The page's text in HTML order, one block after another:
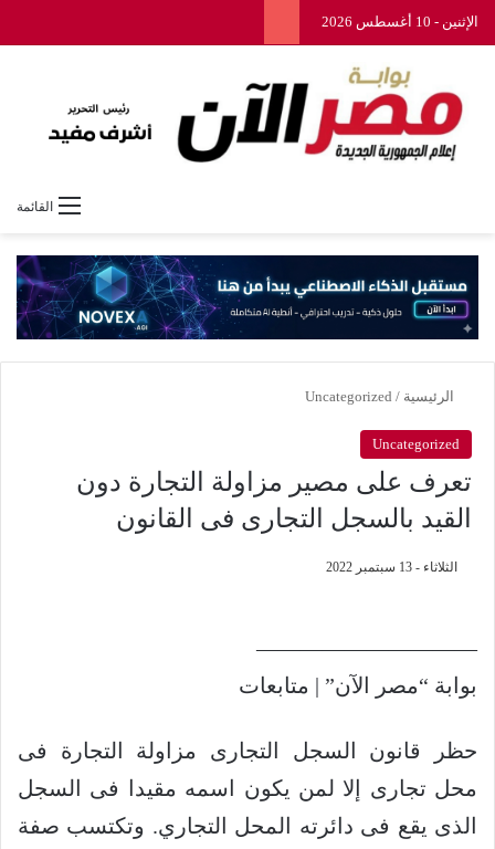
الإثنين - 10 أغسطس 2026
القائمة
الرئيسية /
Uncategorized
Uncategorized
تعرف على مصير مزاولة التجارة دون
القيد بالسجل التجارى فى القانون
الثلاثاء - 13 سبتمبر 2022
——————————
بوابة “مصر الآن” | متابعات
حظر قانون السجل التجارى مزاولة التجارة فى
محل تجارى إلا لمن يكون اسمه مقيدا فى السجل
الذى يقع فى دائرته المحل التجاري. وتكتسب صفة